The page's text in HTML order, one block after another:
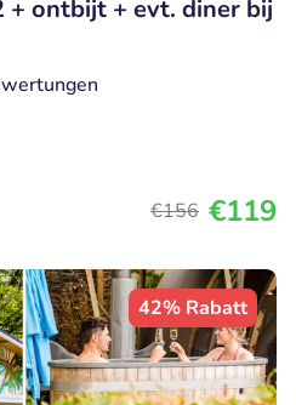
+ ontbijt + evt. diner bij
€156 €119
42% Rabatt